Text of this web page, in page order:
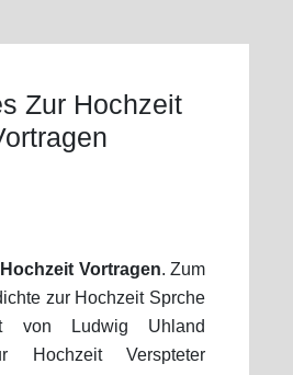
Zur Hochzeit
Vortragen. Zum
zur Hochzeit Sprche
von Ludwig Uhland
Hochzeit Verspteter